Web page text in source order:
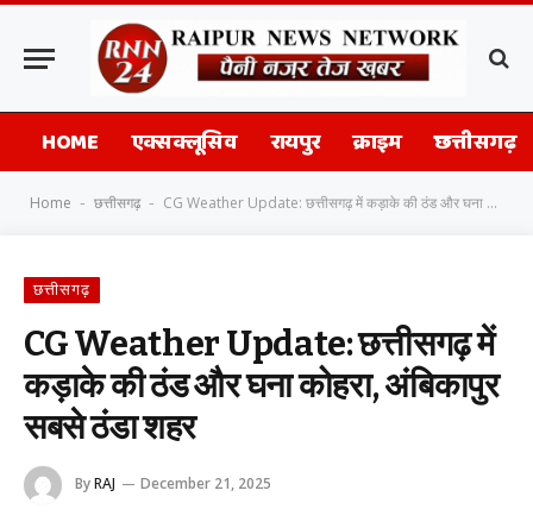
HOME एक्सक्लूसिव रायपुर क्राइम छत्तीसगढ़
Home - छत्तीसगढ़ - CG Weather Update: छत्तीसगढ़ में कड़ाके की ठंड और घना कोहरा, अंबिकापुर सबसे ठंडा शहर
छत्तीसगढ़
CG Weather Update: छत्तीसगढ़ में
कड़ाके की ठंड और घना कोहरा, अंबिकापुर
सबसे ठंडा शहर
ByRAJ December 21, 2025